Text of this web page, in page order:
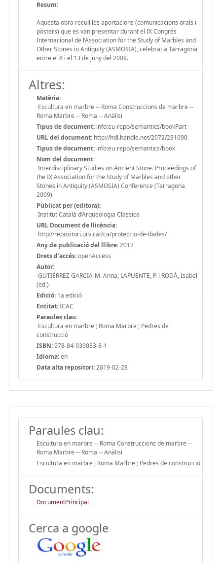
Resum:
Aquesta obra recull les aportacions (comunicacions orals i
pòsters) que es van presentar durant el IX Congrés
Internacional de l’Association for the Study of Marbles and
Other Stones in Antiquity (ASMOSIA), celebrat a Tarragona
entre el 8 i el 13 de juny del 2009.
Altres:
Matèria:
Escultura en marbre -- Roma Construccions de marbre --
Roma Marbre -- Roma -- Anàlisi
Tipus de document: info:eu-repo/semantics/bookPart
URL del document: http://hdl.handle.net/2072/231090
Tipus de document: info:eu-repo/semantics/book
Nom del document:
Interdisciplinary Studies on Ancient Stone. Proceedings of
the IX Association for the Study of Marbles and other
Stones in Antiquity (ASMOSIA) Conference (Tarragona
2009)
Publicat per (editora):
Institut Català d’Arqueologia Clàssica
URL Document de llicència:
http://repositori.urv.cat/ca/proteccio-de-dades/
Any de publicació del llibre:2012
Drets d'accés:openAccess
Autor:
GUTIÉRREZ GARCIA-M. Anna; LAPUENTE, P. i RODÀ, Isabel
(ed.)
Edició: 1a edició
Entitat:ICAC
Paraules clau:
Escultura en marbre ; Roma Marbre ; Pedres de
construcció
ISBN:978-84-939033-8-1
Idioma:en
Data alta repositori:2019-02-28
Paraules clau:
Escultura en marbre -- Roma Construccions de marbre --
Roma Marbre -- Roma -- Anàlisi
Escultura en marbre ; Roma Marbre ; Pedres de construcció
Documents:
DocumentPrincipal
Cerca a google